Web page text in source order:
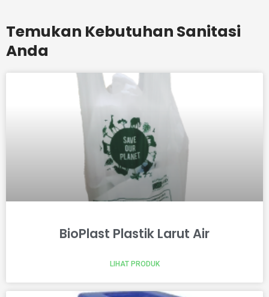
Temukan Kebutuhan Sanitasi
Anda
BioPlast Plastik Larut Air
LIHAT PRODUK